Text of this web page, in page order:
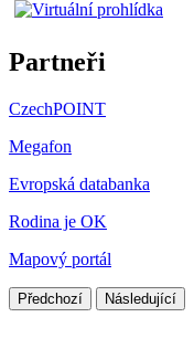
Partneři
CzechPOINT
Megafon
Evropská databanka
Rodina je OK
Mapový portál
Předchozí Následující